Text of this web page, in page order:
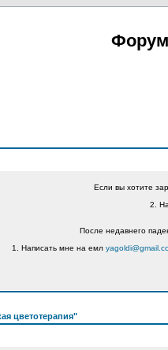
Форум
Если вы хотите
2.
После недавнего
1. Написать мне на емл
цветотерапия"